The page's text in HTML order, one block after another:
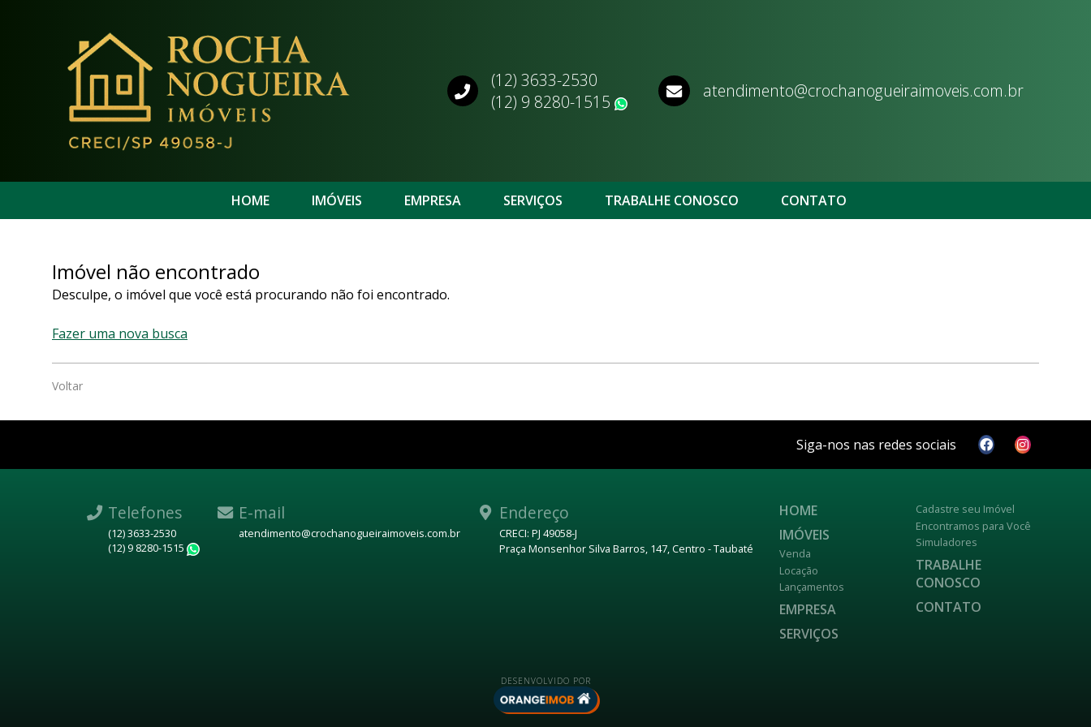
(12) 3633-2530
(12) 9 8280-1515
WhatsApp
atendimento@crochanogueiraimoveis.com.br
HOME IMÓVEIS EMPRESA SERVIÇOS TRABALHE CONOSCO CONTATO
Imóvel não encontrado
Desculpe, o imóvel que você está procurando não foi encontrado.
Fazer uma nova busca
Voltar
Siga-nos nas redes sociais
Telefones
(12) 3633-2530
(12) 9 8280-1515
E-mail
atendimento@crochanogueiraimoveis.com.br
Endereço
CRECI: PJ 49058-J
Praça Monsenhor Silva Barros, 147, Centro - Taubaté
HOME
IMÓVEIS
Venda
Locação
Lançamentos
EMPRESA
SERVIÇOS
Cadastre seu Imóvel
Encontramos para Você
Simuladores
TRABALHE
CONOSCO
CONTATO
DESENVOLVIDO POR